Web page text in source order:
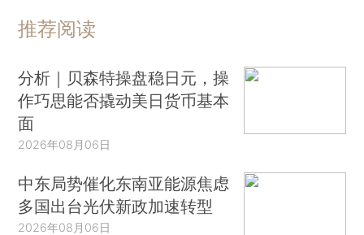
推荐阅读
分析｜贝森特操盘稳日元，操
作巧思能否撬动美日货币基本
面
2026年08月06日
中东局势催化东南亚能源焦虑
多国出台光伏新政加速转型
2026年08月06日